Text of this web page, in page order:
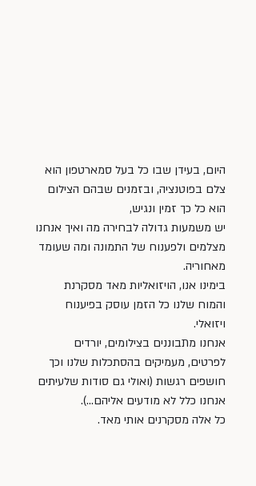
היום, בעידן שבו כל בעל סמארטפון הוא
צלם בפוטנציה, ובזמנים שבהם הצילום
הוא כל כך זמין ונגיש,
יש משמעות גדולה לבחירה מה ואיך אנחנו
מצלמים ולפענוח של התמונה ומה שעומד
מאחוריה.
בימינו אנו, הויזואליות מאד מסקרנת
והמוח שלנו כל הזמן עוסק בפיענוח
ויזואלי.
אנחנו מתבוננים בצילומים, יורדים
לפרטים, מעמיקים בהסתכלות שלנו וכך
חושפים רגשות (ואולי גם סודות שלעיתים
אנחנו כלל לא מודעים אליהם…).
כל אלה מסקרנים אותי מאד.